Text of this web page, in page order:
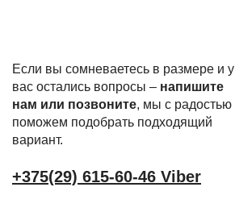
Если вы сомневаетесь в размере и у
вас остались вопросы – напишите
нам или позвоните, мы с радостью
поможем подобрать подходящий
вариант.
+375(29) 615-60-46 Viber